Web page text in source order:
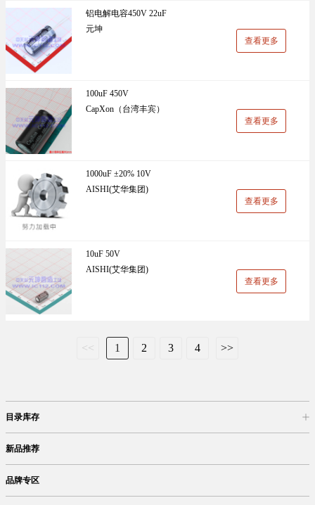
LINEAR(凌特)(728) AISHI(艾华集团)(668)
ST(先科)(660)
ADI(亚德诺)(629)
HKR(香港电阻)(619)
铝电解电容450V 22uF
元坤
查看更多
100uF 450V
CapXon（台湾丰宾）
查看更多
1000uF ±20% 10V
AISHI(艾华集团)
查看更多
10uF 50V
AISHI(艾华集团)
查看更多
<< 1 2 3 4 >>
目录库存
新品推荐
品牌专区